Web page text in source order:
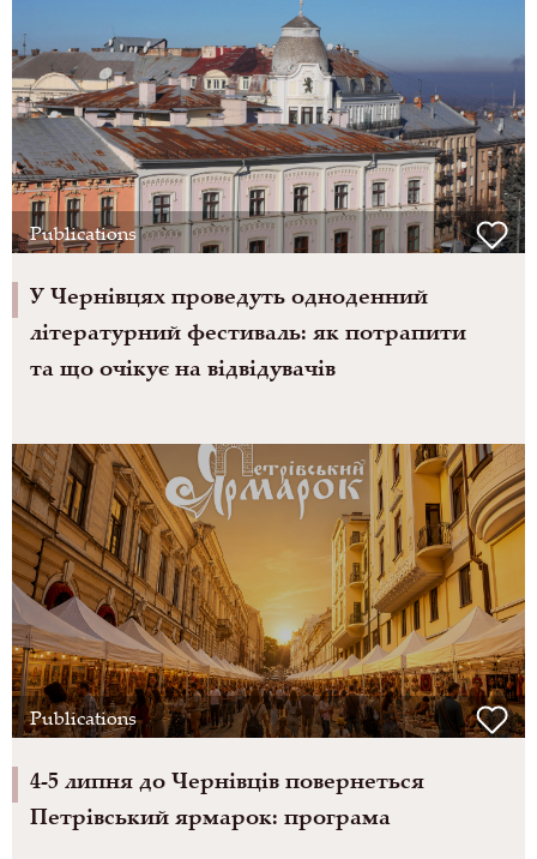
Publications
У Чернівцях проведуть одноденний
літературний фестиваль: як потрапити
та що очікує на відвідувачів
Publications
4-5 липня до Чернівців повернеться
Петрівський ярмарок: програма